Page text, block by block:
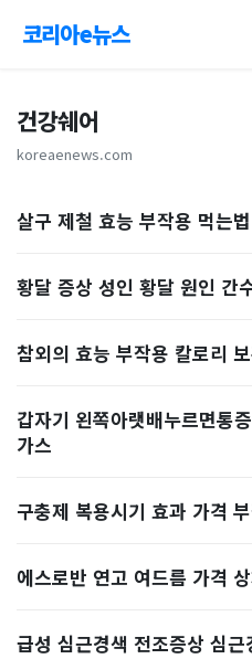
코리아e뉴스
건강쉐어
koreaenews.com
살구 제철 효능 부작용 먹는
황달 증상 성인 황달 원인 간
참외의 효능 부작용 칼로리
갑자기 왼쪽아랫배누르면통
가스
구충제 복용시기 효과 가격
에스로반 연고 여드름 가격
급성 심근경색 전조증상 심